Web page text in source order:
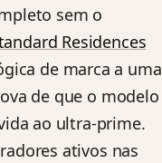
sem o
Residences
de marca a uma
de que o modelo
ao ultra-prime.
ativos nas